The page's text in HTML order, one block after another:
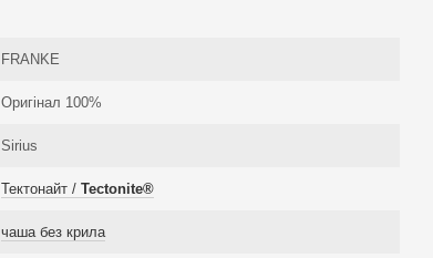
FRANKE
Оригінал 100%
Sirius
Тектонайт / Tectonite®
чаша без крила